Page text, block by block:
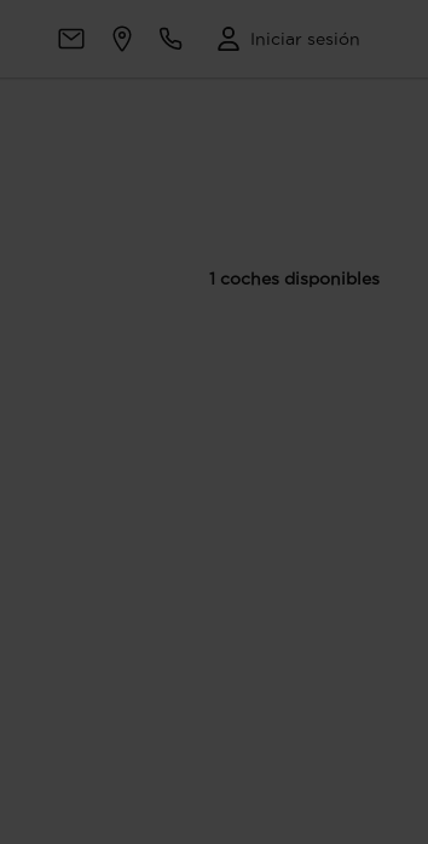
Iniciar sesión
1 coches disponibles